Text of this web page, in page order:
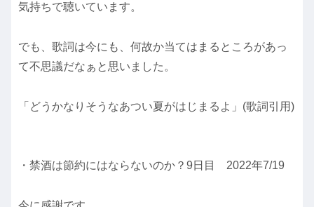
気持ちで聴いています。
でも、歌詞は今にも、何故か当てはまるところがあっ
て不思議だなぁと思いました。
「どうかなりそうなあつい夏がはじまるよ」(歌詞引用)
・禁酒は節約にはならないのか？9日目 2022年7/19